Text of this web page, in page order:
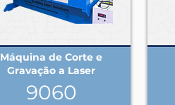
9060
Máquina de Corte e
Gravação a Laser